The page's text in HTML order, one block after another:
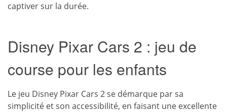
captiver sur la durée.
Disney Pixar Cars 2 : jeu de
course pour les enfants
Le jeu Disney Pixar Cars 2 se démarque par sa
simplicité et son accessibilité, en faisant une excellente